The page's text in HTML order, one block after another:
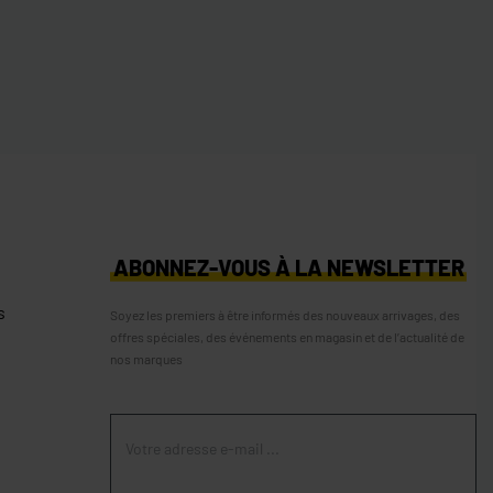
ABONNEZ-VOUS À LA NEWSLETTER
Soyez les premiers à être informés des nouveaux arrivages, des
offres spéciales, des événements en magasin et de l’actualité de
nos marques